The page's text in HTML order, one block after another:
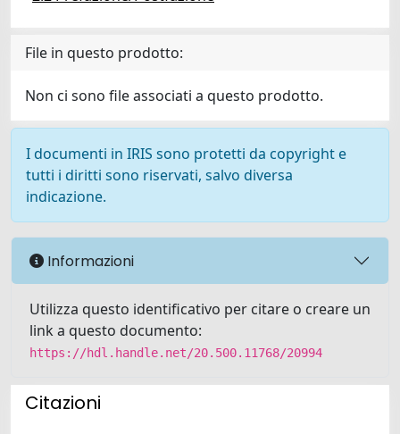
File in questo prodotto:
Non ci sono file associati a questo prodotto.
I documenti in IRIS sono protetti da copyright e
tutti i diritti sono riservati, salvo diversa
indicazione.
Informazioni
Utilizza questo identificativo per citare o creare un
link a questo documento:
https://hdl.handle.net/20.500.11768/20994
Citazioni